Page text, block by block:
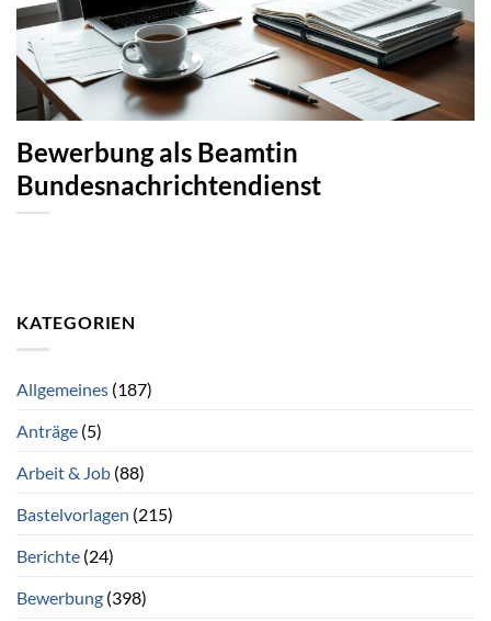
Bewerbung als Beamtin
Bundesnachrichtendienst
KATEGORIEN
Allgemeines (187)
Anträge (5)
Arbeit & Job (88)
Bastelvorlagen (215)
Berichte (24)
Bewerbung (398)